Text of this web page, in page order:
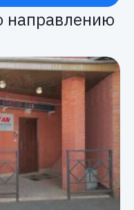
направлению